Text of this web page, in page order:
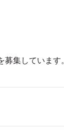
集していま